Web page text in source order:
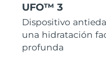
UFO™ 3
Dispositivo
una hidratación
profunda